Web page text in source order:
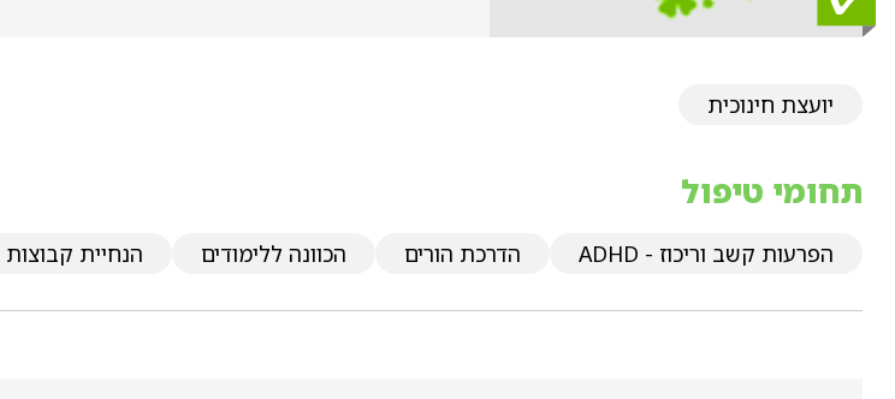
יועצת חינוכית
תחומי טיפול
הפרעות קשב וריכוז - ADHD הדרכת הורים הכוונה ללימודים הנחיית קבוצות